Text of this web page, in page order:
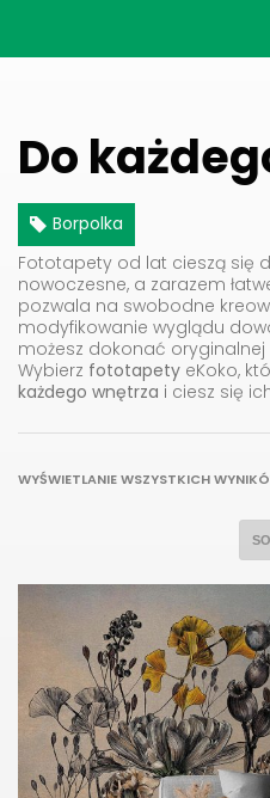
Do
Borpolka
Fototapety od lat cieszą się
nowoczesne, a zarazem
pozwala na swobodne
modyfikowanie wyglądu
możesz dokonać
Wybierz fototapety eKoko,
każdego wnętrza i ciesz się
WYŚWIETLANIE WSZYSTKICH